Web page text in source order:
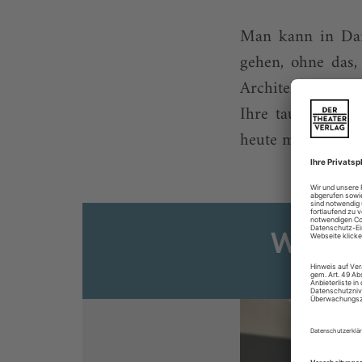
Man kann in
gehen, ohne
Architektur und
Ihre tausend
heute mehr denn